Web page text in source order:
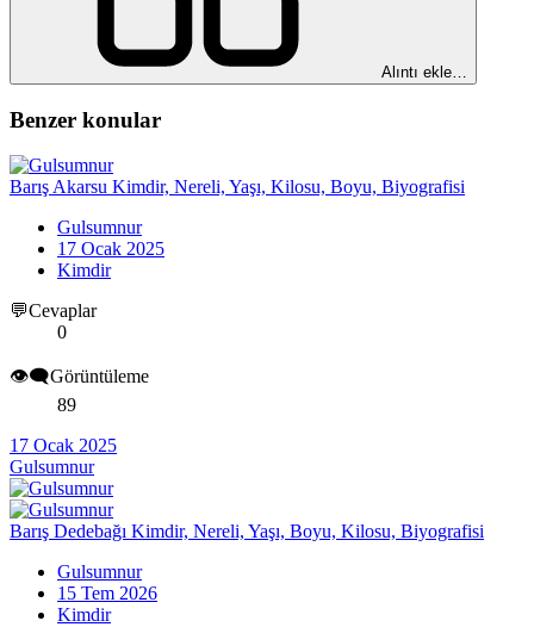
Alıntı ekle…
Benzer konular
Barış Akarsu Kimdir, Nereli, Yaşı, Kilosu, Boyu, Biyografisi
Gulsumnur
17 Ocak 2025
Kimdir
💬Cevaplar
0
👁️‍🗨️Görüntüleme
89
17 Ocak 2025
Gulsumnur
Barış Dedebağı Kimdir, Nereli, Yaşı, Boyu, Kilosu, Biyografisi
Gulsumnur
15 Tem 2026
Kimdir